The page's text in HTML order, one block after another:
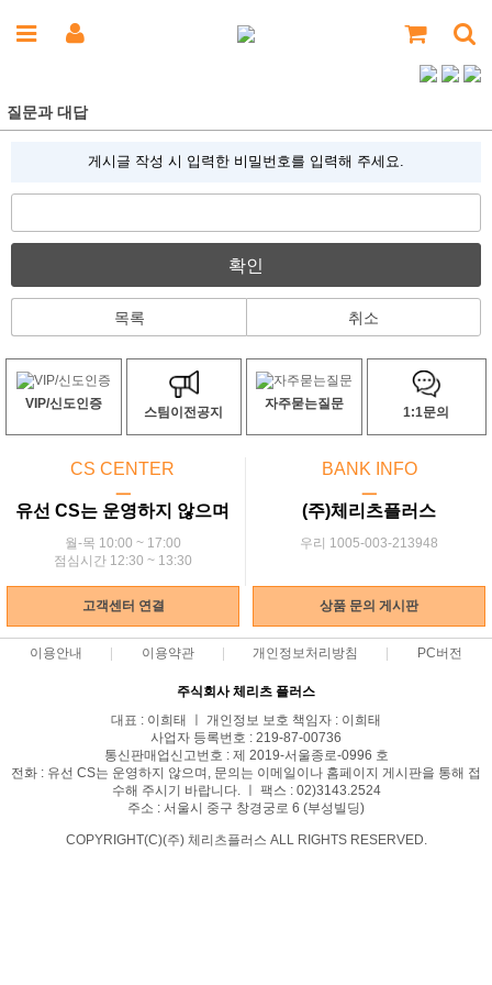
질문과 대답
게시글 작성 시 입력한 비밀번호를 입력해 주세요.
확인
목록 취소
VIP/신도인증
스팀이전공지
자주묻는질문
1:1문의
CS CENTER
ㅡ
유선 CS는 운영하지 않으며
월-목 10:00 ~ 17:00
점심시간 12:30 ~ 13:30
BANK INFO
ㅡ
(주)체리츠플러스
우리 1005-003-213948
고객센터 연결 상품 문의 게시판
이용안내 이용약관 개인정보처리방침 PC버전
주식회사 체리츠 플러스
대표 : 이희태 ㅣ 개인정보 보호 책임자 : 이희태
사업자 등록번호 : 219-87-00736
통신판매업신고번호 : 제 2019-서울종로-0996 호
전화 : 유선 CS는 운영하지 않으며, 문의는 이메일이나 홈페이지 게시판을 통해 접
수해 주시기 바랍니다. ㅣ 팩스 : 02)3143.2524
주소 : 서울시 중구 창경궁로 6 (부성빌딩)
COPYRIGHT(C)(주) 체리츠플러스 ALL RIGHTS RESERVED.